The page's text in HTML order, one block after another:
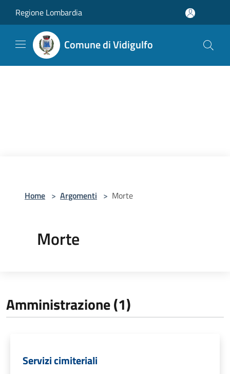
Regione Lombardia
Comune di Vidigulfo
Home > Argomenti > Morte
Morte
Amministrazione (1)
Servizi cimiteriali